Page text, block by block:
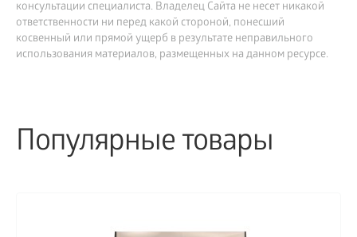
консультации специалиста. Владелец Сайта не несет никакой
ответственности ни перед какой стороной, понесший
косвенный или прямой ущерб в результате неправильного
использования материалов, размещенных на данном ресурсе.
Популярные товары